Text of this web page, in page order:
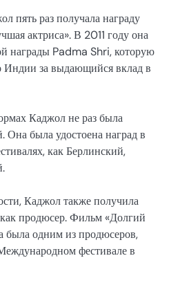
пять раз получала награду
актриса». В 2011 году она
награды Padma Shri, которую
Индии за выдающийся вклад в
Каджол не раз была
Она была удостоена наград в
как Берлинский,
Каджол также получила
продюсер. Фильм «Долгий
была одним из продюсеров,
фестивале в